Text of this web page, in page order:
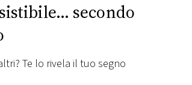
secondo
Te lo rivela il tuo segno